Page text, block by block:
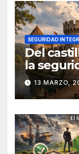
SEGURIDAD
Del
la
13 MARZO,